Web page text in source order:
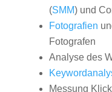
(SMM) und
Fotografien
Fotografen
Analyse des
Messung